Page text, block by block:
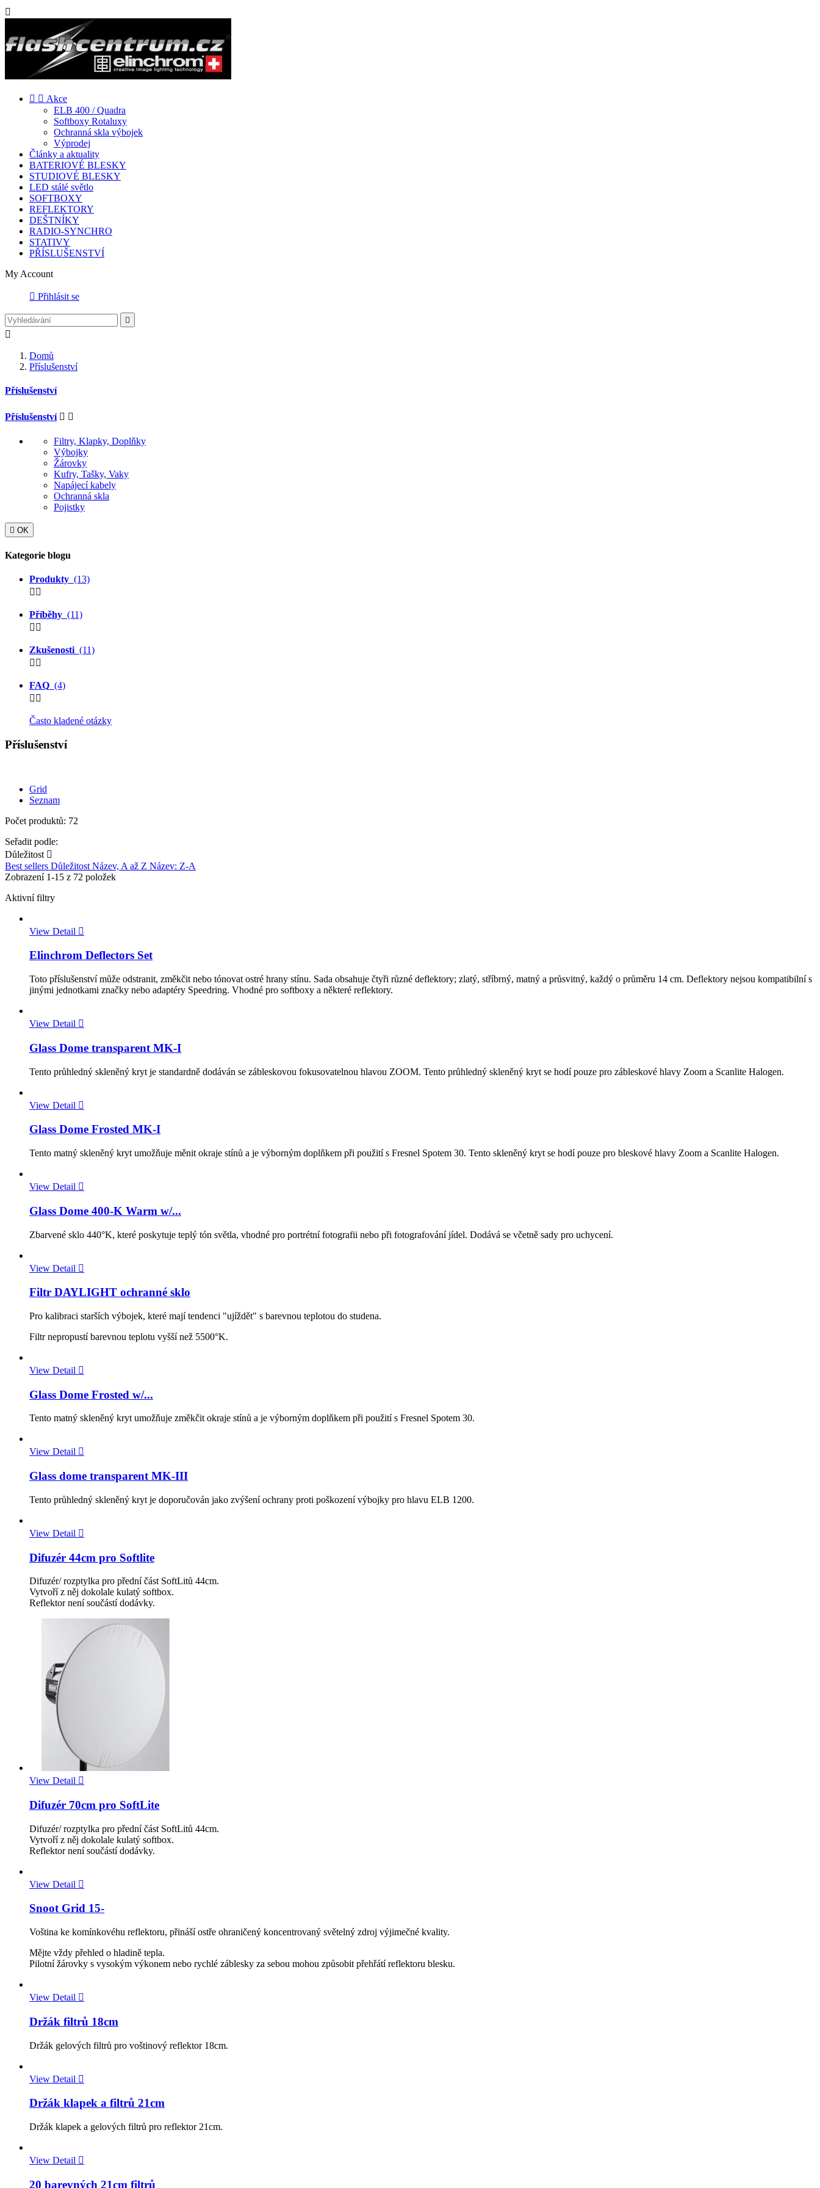

  Akce
ELB 400 / Quadra
Softboxy Rotaluxy
Ochranná skla výbojek
Výprodej
Články a aktuality
BATERIOVÉ BLESKY
STUDIOVÉ BLESKY
LED stálé světlo
SOFTBOXY
REFLEKTORY
DEŠTNÍKY
RADIO-SYNCHRO
STATIVY
PŘÍSLUŠENSTVÍ
My Account
 Přihlásit se


Domů
Příslušenství
Příslušenství
Příslušenství  
Filtry, Klapky, Doplňky
Výbojky
Žárovky
Kufry, Tašky, Vaky
Napájecí kabely
Ochranná skla
Pojistky
 OK
Kategorie blogu
Produkty (13)
 
Příběhy (11)
 
Zkušenosti (11)
 
FAQ (4)
 
Často kladené otázky
Příslušenství
Grid
Seznam
Počet produktů: 72
Seřadit podle:
Důležitost 
Best sellers Důležitost Název, A až Z Název: Z-A
Zobrazení 1-15 z 72 položek
Aktivní filtry
View Detail 
Elinchrom Deflectors Set
Toto příslušenství může odstranit, změkčit nebo tónovat ostré hrany stínu. Sada obsahuje čtyři různé deflektory; zlatý, stříbrný, matný a průsvitný, každý o průměru 14 cm. Deflektory nejsou kompatibilní s
jinými jednotkami značky nebo adaptéry Speedring. Vhodné pro softboxy a některé reflektory.
View Detail 
Glass Dome transparent MK-I
Tento průhledný skleněný kryt je standardně dodáván se zábleskovou fokusovatelnou hlavou ZOOM. Tento průhledný skleněný kryt se hodí pouze pro zábleskové hlavy Zoom a Scanlite Halogen.
View Detail 
Glass Dome Frosted MK-I
Tento matný skleněný kryt umožňuje měnit okraje stínů a je výborným doplňkem při použití s Fresnel Spotem 30. Tento skleněný kryt se hodí pouze pro bleskové hlavy Zoom a Scanlite Halogen.
View Detail 
Glass Dome 400-K Warm w/...
Zbarvené sklo 440°K, které poskytuje teplý tón světla, vhodné pro portrétní fotografii nebo při fotografování jídel. Dodává se včetně sady pro uchycení.
View Detail 
Filtr DAYLIGHT ochranné sklo
Pro kalibraci starších výbojek, které mají tendenci "ujíždět" s barevnou teplotou do studena.
Filtr nepropustí barevnou teplotu vyšší než 5500°K.
View Detail 
Glass Dome Frosted w/...
Tento matný skleněný kryt umožňuje změkčit okraje stínů a je výborným doplňkem při použití s Fresnel Spotem 30.
View Detail 
Glass dome transparent MK-III
Tento průhledný skleněný kryt je doporučován jako zvýšení ochrany proti poškození výbojky pro hlavu ELB 1200.
View Detail 
Difuzér 44cm pro Softlite
Difuzér/ rozptylka pro přední část SoftLitů 44cm.
Vytvoří z něj dokolale kulatý softbox.
Reflektor není součástí dodávky.
View Detail 
Difuzér 70cm pro SoftLite
Difuzér/ rozptylka pro přední část SoftLitů 44cm.
Vytvoří z něj dokolale kulatý softbox.
Reflektor není součástí dodávky.
View Detail 
Snoot Grid 15-
Voština ke komínkovéhu reflektoru, přináší ostře ohraničený koncentrovaný světelný zdroj výjimečné kvality.
Mějte vždy přehled o hladině tepla.
Pilotní žárovky s vysokým výkonem nebo rychlé záblesky za sebou mohou způsobit přehřátí reflektoru blesku.
View Detail 
Držák filtrů 18cm
Držák gelových filtrů pro voštinový reflektor 18cm.
View Detail 
Držák klapek a filtrů 21cm
Držák klapek a gelových filtrů pro reflektor 21cm.
View Detail 
20 barevných 21cm filtrů